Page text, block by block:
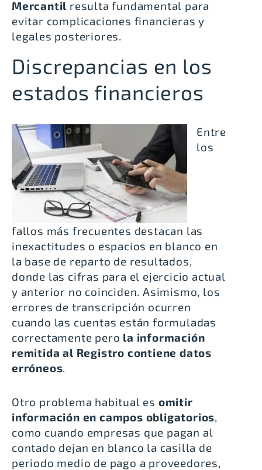
Mercantil resulta fundamental para
evitar complicaciones financieras y
legales posteriores.
Discrepancias en los
estados financieros
Entre
los
fallos más frecuentes destacan las
inexactitudes o espacios en blanco en
la base de reparto de resultados,
donde las cifras para el ejercicio actual
y anterior no coinciden. Asimismo, los
errores de transcripción ocurren
cuando las cuentas están formuladas
correctamente pero la información
remitida al Registro contiene datos
erróneos.
Otro problema habitual es omitir
información en campos obligatorios,
como cuando empresas que pagan al
contado dejan en blanco la casilla de
periodo medio de pago a proveedores,